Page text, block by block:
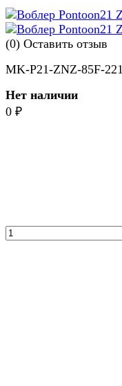
(0) Оставить отзыв
MK-P21-ZNZ-85F-221
Нет наличии
0 ₽